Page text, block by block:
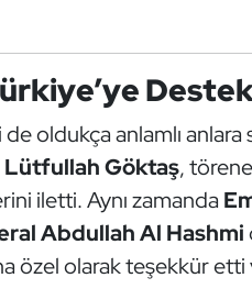
de oldukça anlamlı
Lütfullah Göktaş,
iletti. Aynı zamanda
Abdullah Al Hashmi
özel olarak teşekkür